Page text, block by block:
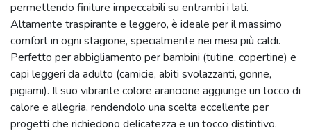
permettendo finiture impeccabili su entrambi i lati.
Altamente traspirante e leggero, è ideale per il massimo
comfort in ogni stagione, specialmente nei mesi più caldi.
Perfetto per abbigliamento per bambini (tutine, copertine) e
capi leggeri da adulto (camicie, abiti svolazzanti, gonne,
pigiami). Il suo vibrante colore arancione aggiunge un tocco di
calore e allegria, rendendolo una scelta eccellente per
progetti che richiedono delicatezza e un tocco distintivo.